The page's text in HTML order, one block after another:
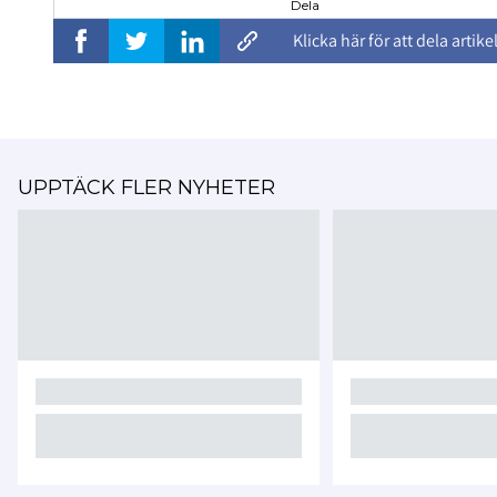
Dela
Klicka här för att dela
UPPTÄCK FLER NYHETER